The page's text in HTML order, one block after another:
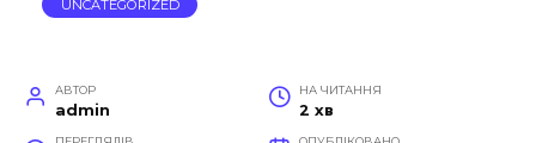
UNCATEGORIZED
АВТОР
admin
НА ЧИТАННЯ
2 хв